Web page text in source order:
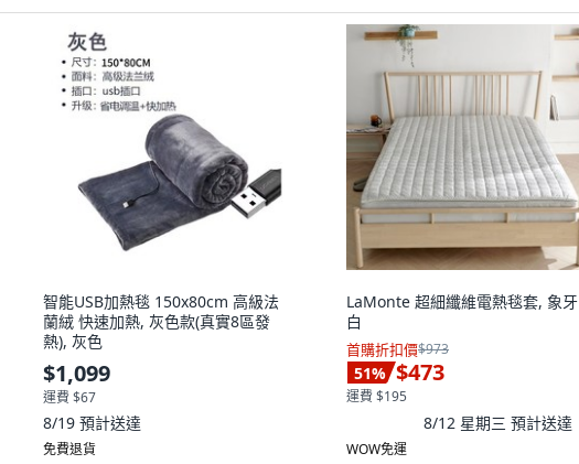
智能USB加熱毯 150x80cm 高級法
蘭絨 快速加熱, 灰色款(真實8區發
熱), 灰色
$1,099
運費 $67
8/19 預計送達
免費退貨
LaMonte 超細纖維電熱毯套, 象牙
白
首購折扣價$973
51% $473
運費 $195
8/12 星期三 預計送達
WOW免運